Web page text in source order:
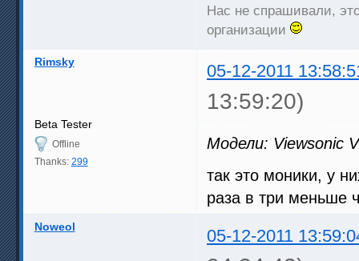
Нас не спрашивали,
организации
Rimsky 05-12-2011
13:59:20)
Beta Tester
Offline
Thanks: 299
Модели: Viewsonic
так это моники, у
раза в три меньше
Noweol 05-12-2011